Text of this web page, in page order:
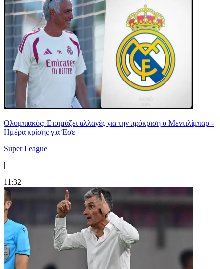
Ολυμπιακός: Ετοιμάζει αλλαγές για την πρόκριση ο Μεντιλίμπαρ -
Ημέρα κρίσης για Έσε
Super League
|
11:32